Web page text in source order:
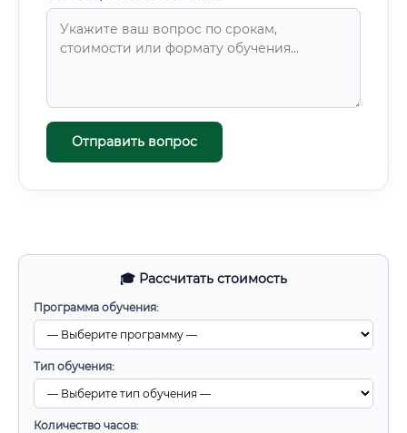
🎓 Рассчитать стоимость
Программа обучения:
Тип обучения:
Количество часов:
Отправить вопрос